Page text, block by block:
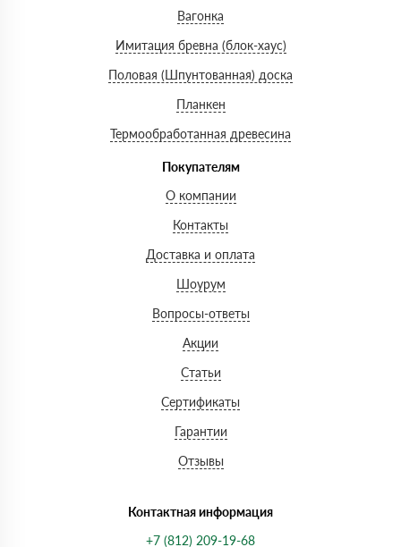
Вагонка
Имитация бревна (блок-хаус)
Половая (Шпунтованная) доска
Планкен
Термообработанная древесина
Покупателям
О компании
Контакты
Доставка и оплата
Шоурум
Вопросы-ответы
Акции
Статьи
Сертификаты
Гарантии
Отзывы
Контактная информация
+7 (812) 209-19-68